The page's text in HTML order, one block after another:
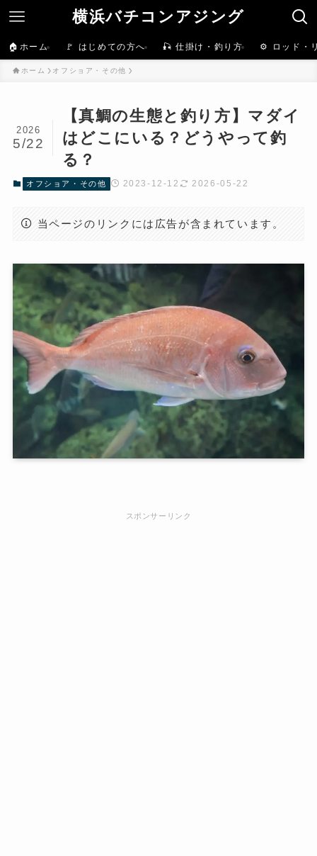
横浜バチコンアジング
🏠ホーム 🚩 はじめての方へ 🎣 仕掛け・釣り方 ⚙️ ロッド・
ホーム オフショア・その他
【真鯛の生態と釣り方】マダイ
はどこにいる？どうやって釣
る？
2026
5/22
オフショア・その他 2023-12-12 2026-05-22
当ページのリンクには広告が含まれています。
スポンサーリンク